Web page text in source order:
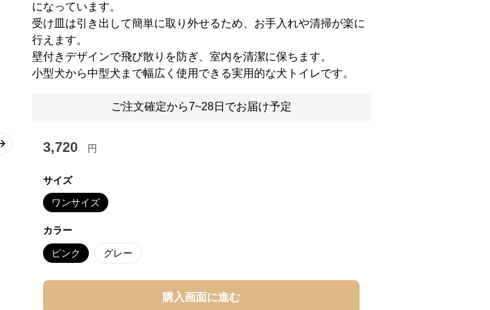
Next slide
になっています。
受け皿は引き出して簡単に取り外せるため、お手入れや清掃が楽に
行えます。
壁付きデザインで飛び散りを防ぎ、室内を清潔に保ちます。
小型犬から中型犬まで幅広く使用できる実用的な犬トイレです。
ご注文確定から7~28日でお届け予定
3,720 円
サイズ
ワンサイズ
カラー
ピンク グレー
購入画面に進む